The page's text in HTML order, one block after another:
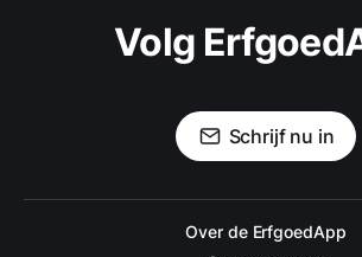
Volg
Schrijf nu in
Over de ErfgoedApp